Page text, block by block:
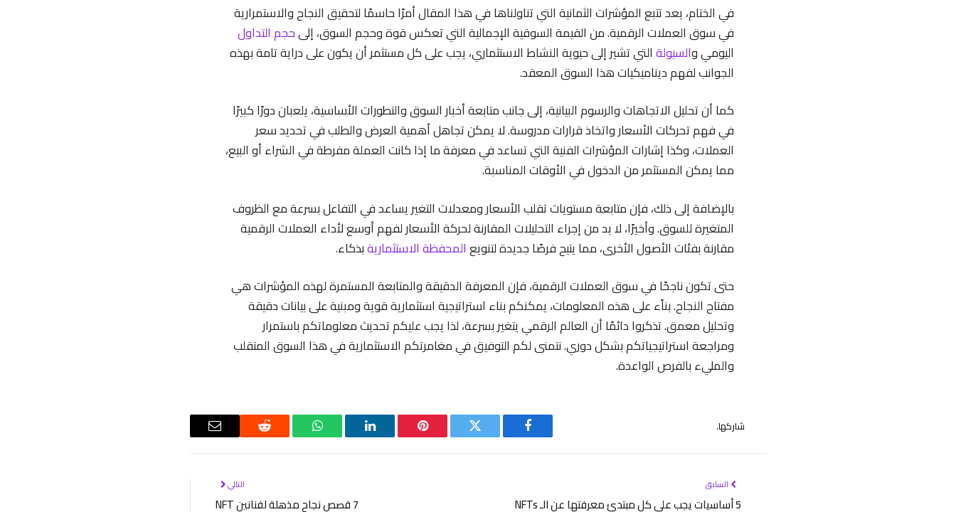
في الختام، يعد تتبع المؤشرات الثمانية التي تناولناها في هذا المقال أمرًا حاسمًا لتحقيق النجاح والاستمرارية
في سوق العملات الرقمية. من القيمة السوقية الإجمالية التي تعكس قوة وحجم السوق، إلىحجم التداول
اليومي والسيولةالتي تشير إلى حيوية النشاط الاستثماري، يجب على كل مستثمر أن يكون على دراية تامة بهذه
الجوانب لفهم ديناميكيات هذا السوق المعقد.
كما أن تحليل الاتجاهات والرسوم البيانية، إلى جانب متابعة أخبار السوق والتطورات الأساسية، يلعبان دورًا كبيرًا
في فهم تحركات الأسعار واتخاذ قرارات مدروسة. لا يمكن تجاهل أهمية العرض والطلب في تحديد سعر
العملات، وكذا إشارات المؤشرات الفنية التي تساعد في معرفة ما إذا كانت العملة مفرطة في الشراء أو البيع،
مما يمكن المستثمر من الدخول في الأوقات المناسبة.
بالإضافة إلى ذلك، فإن متابعة مستويات تقلب الأسعار ومعدلات التغير يساعد في التفاعل بسرعة مع الظروف
المتغيرة للسوق. وأخيرًا، لا بد من إجراء التحليلات المقارنة لحركة الأسعار لفهم أوسع لأداء العملات الرقمية
مقارنة بفئات الأصول الأخرى، مما يتيح فرصًا جديدة لتنويعالمحفظة الاستثماريةبذكاء.
حتى تكون ناجحًا في سوق العملات الرقمية، فإن المعرفة الدقيقة والمتابعة المستمرة لهذه المؤشرات هي
مفتاح النجاح. بناًء على هذه المعلومات، يمكنكم بناء استراتيجية استثمارية قوية ومبنية على بيانات دقيقة
وتحليل معمق. تذكروا دائمًا أن العالم الرقمي يتغير بسرعة، لذا يجب عليكم تحديث معلوماتكم باستمرار
ومراجعة استراتيجياتكم بشكل دوري. نتمنى لكم التوفيق في مغامرتكم الاستثمارية في هذا السوق المتقلب
والمليء بالفرص الواعدة.
شاركها.
فيسبوك تويتر بينتيريستلينكدإن واتساب رديت
البريد
السابق
5 أساسيات يجب على كل مبتدئ معرفتها عن الـ NFTs
التالي
7 قصص نجاح مذهلة لفنانين NFT